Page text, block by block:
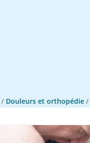
/ Douleurs et orthopédie /